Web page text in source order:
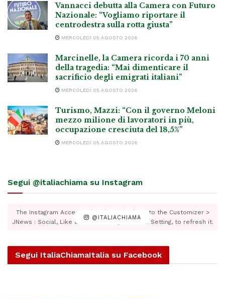
Vannacci debutta alla Camera con Futuro
Nazionale: “Vogliamo riportare il
centrodestra sulla rotta giusta”
MERCOLEDÌ 05 AGOSTO 2026
Marcinelle, la Camera ricorda i 70 anni
della tragedia: “Mai dimenticare il
sacrificio degli emigrati italiani”
MERCOLEDÌ 05 AGOSTO 2026
Turismo, Mazzi: “Con il governo Meloni
mezzo milione di lavoratori in più,
occupazione cresciuta del 18,5%”
MERCOLEDÌ 05 AGOSTO 2026
Segui @italiachiama su Instagram
@ITALIACHIAMA
The Instagram Access Token is expired, Go to the Customizer >
JNews : Social, Like & View > Instagram Feed Setting, to refresh it.
Segui ItaliaChiamaItalia su Facebook